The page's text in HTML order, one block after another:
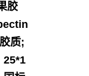
胶
质;
25*1